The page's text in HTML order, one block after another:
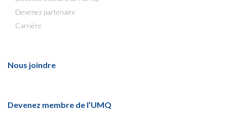
Devenez partenaire
Carrière
Nous joindre
Devenez membre de l’UMQ